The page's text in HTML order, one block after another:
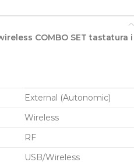
COMBO SET tastatura i
External (Autonomic)
Wireless
RF
USB/Wireless